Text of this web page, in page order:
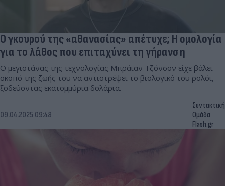
Ο γκουρού της «αθανασίας» απέτυχε; Η ομολογία
για το λάθος που επιταχύνει τη γήρανση
Ο μεγιστάνας της τεχνολογίας Μπράιαν Τζόνσον είχε βάλει
σκοπό της ζωής του να αντιστρέψει το βιολογικό του ρολόι,
ξοδεύοντας εκατομμύρια δολάρια.
09.04.2025 09:48
Συντακτική
Ομάδα
Flash.gr